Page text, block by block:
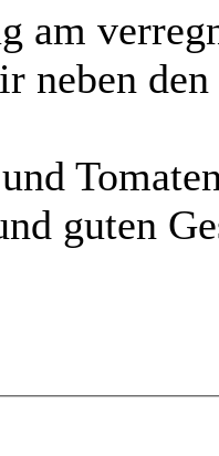
am
neben
guten